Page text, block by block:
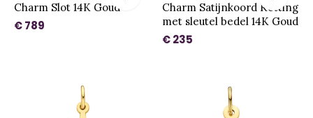
Charm Slot 14K Goud
€ 789
Charm Satijnkoord Ketting
met sleutel bedel 14K Goud
€ 235